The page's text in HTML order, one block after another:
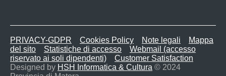
PRIVACY-GDPR Cookies Policy Note legali
Mappa
del sito
Statistiche di accesso
Webmail (accesso
riservato ai soli dipendenti)
Customer Satisfaction
Designed by HSH Informatica & Cultura © 2024